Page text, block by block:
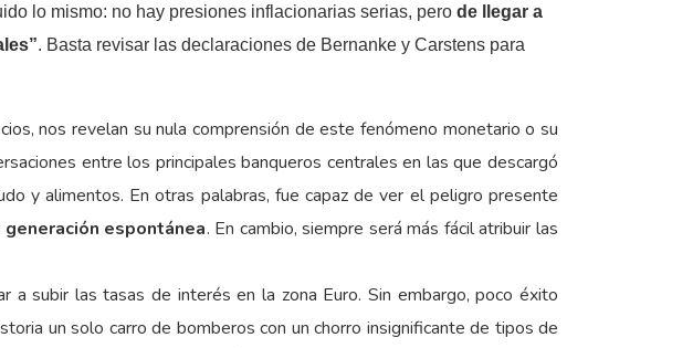
lo mismo: no hay presiones inflacionarias serias, pero de llegar a
. Basta revisar las declaraciones de Bernanke y Carstens para
nos revelan su nula comprensión de este fenómeno monetario o su
entre los principales banqueros centrales en las que descargó
y alimentos. En otras palabras, fue capaz de ver el peligro presente
espontánea. En cambio, siempre será más fácil atribuir las
subir las tasas de interés en la zona Euro. Sin embargo, poco éxito
un solo carro de bomberos con un chorro insignificante de tipos de